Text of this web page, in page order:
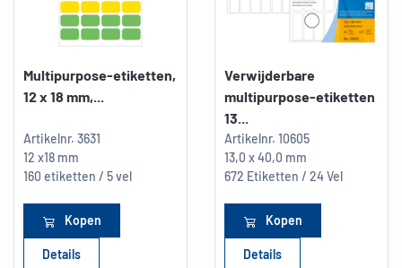
Multipurpose-etiketten,
12 x 18 mm,...
Artikelnr. 3631
12 x18 mm
160 etiketten / 5 vel
Kopen
Details
Verwijderbare
multipurpose-etiketten
13...
Artikelnr. 10605
13,0 x 40,0 mm
672 Etiketten / 24 Vel
Kopen
Details